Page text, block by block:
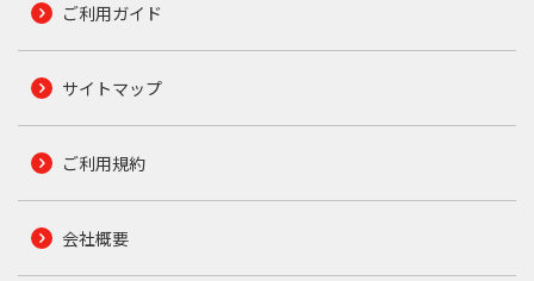
ご利用ガイド
サイトマップ
ご利用規約
会社概要